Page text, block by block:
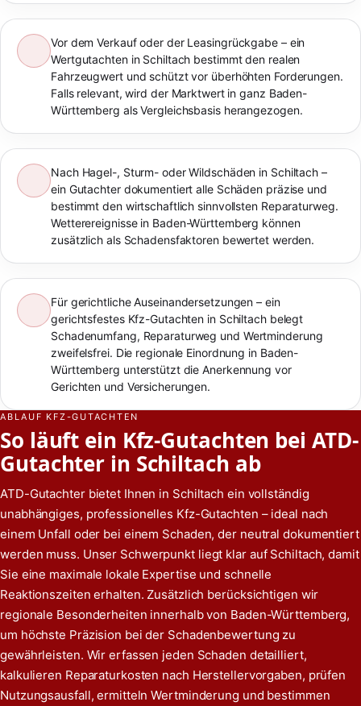
Vor dem Verkauf oder der Leasingrückgabe – ein
Wertgutachten in Schiltach bestimmt den realen
Fahrzeugwert und schützt vor überhöhten Forderungen.
Falls relevant, wird der Marktwert in ganz Baden-
Württemberg als Vergleichsbasis herangezogen.
Nach Hagel-, Sturm- oder Wildschäden in Schiltach –
ein Gutachter dokumentiert alle Schäden präzise und
bestimmt den wirtschaftlich sinnvollsten Reparaturweg.
Wetterereignisse in Baden-Württemberg können
zusätzlich als Schadensfaktoren bewertet werden.
Für gerichtliche Auseinandersetzungen – ein
gerichtsfestes Kfz-Gutachten in Schiltach belegt
Schadenumfang, Reparaturweg und Wertminderung
zweifelsfrei. Die regionale Einordnung in Baden-
Württemberg unterstützt die Anerkennung vor
Gerichten und Versicherungen.
ABLAUF KFZ-GUTACHTEN
So läuft ein Kfz-Gutachten bei ATD-
Gutachter in Schiltach ab
ATD-Gutachter bietet Ihnen in Schiltach ein vollständig
unabhängiges, professionelles Kfz-Gutachten – ideal nach
einem Unfall oder bei einem Schaden, der neutral dokumentiert
werden muss. Unser Schwerpunkt liegt klar auf Schiltach, damit
Sie eine maximale lokale Expertise und schnelle
Reaktionszeiten erhalten. Zusätzlich berücksichtigen wir
regionale Besonderheiten innerhalb von Baden-Württemberg,
um höchste Präzision bei der Schadenbewertung zu
gewährleisten. Wir erfassen jeden Schaden detailliert,
kalkulieren Reparaturkosten nach Herstellervorgaben, prüfen
Nutzungsausfall, ermitteln Wertminderung und bestimmen